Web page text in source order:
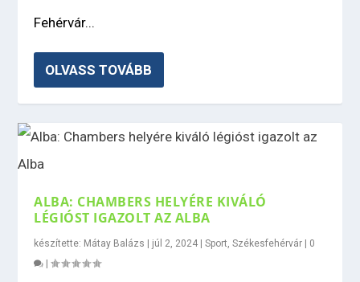
Fehérvár...
OLVASS TOVÁBB
ALBA: CHAMBERS HELYÉRE KIVÁLÓ
LÉGIÓST IGAZOLT AZ ALBA
készítette: Mátay Balázs júl 2, 2024 |Sport,Székesfehérvár
0
|